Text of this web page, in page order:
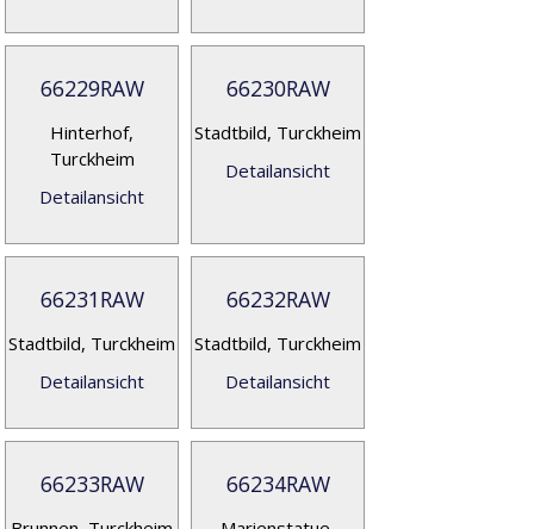
66229RAW
Hinterhof,
Turckheim
Detailansicht
66230RAW
Stadtbild, Turckheim
Detailansicht
66231RAW
Stadtbild, Turckheim
Detailansicht
66232RAW
Stadtbild, Turckheim
Detailansicht
66233RAW 66234RAW